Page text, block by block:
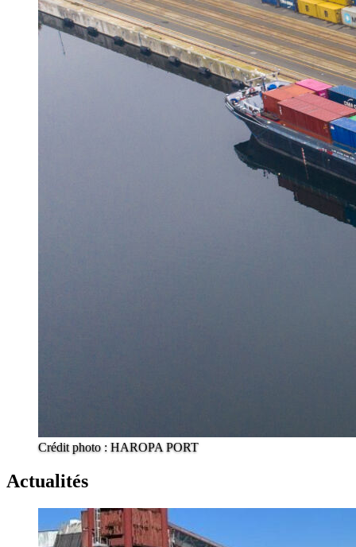
Crédit photo : HAROPA PORT
Actualités